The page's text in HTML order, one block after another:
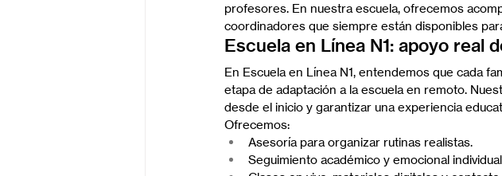
profesores. En nuestra escuela, ofrecemos
coordinadores que siempre están disponibles
Escuela en Línea N1: apoyo real
En Escuela en Línea N1, entendemos que cada
etapa de adaptación a la escuela en remoto.
desde el inicio y garantizar una experiencia
Ofrecemos:
Asesoría para organizar rutinas realistas.
Seguimiento académico y emocional